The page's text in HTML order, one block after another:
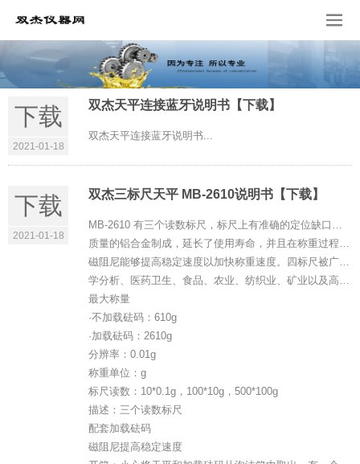
下载
2021-01-18
双杰天平连接蓝牙说明书【下载】
双杰天平连接蓝牙说明书...
下载
2021-01-18
双杰三标尺天平 MB-2610说明书【下载】
MB-2610 有三个读数标尺，标尺上有准确的定位缺口，每个读数标尺都由高
质量的铝合金制成，延长了使用寿命，并且在称重过程中不需要加载额外的砝码，
磁阻尼能够提高稳定速度以加快称重速度。四标尺被广泛地应用于物理实验、化
学分析、医药卫生、食品、农业、纺织业、矿业以及高校实验等各个领域。
最大称量
·不加载砝码：610g
·加载砝码：2610g
分辨率：0.01g
称重单位：g
标尺读数：10*0.1g，100*10g，500*100g
描述：三个读数标尺
配套加载砝码
磁阻尼提高稳定速度